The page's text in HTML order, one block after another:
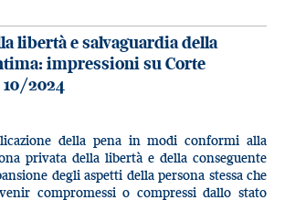
libertà e salvaguardia della
impressioni su Corte
2024
della pena in modi conformi alla
privata della libertà e della conseguente
degli aspetti della persona stessa che
compromessi o compressi dallo stato